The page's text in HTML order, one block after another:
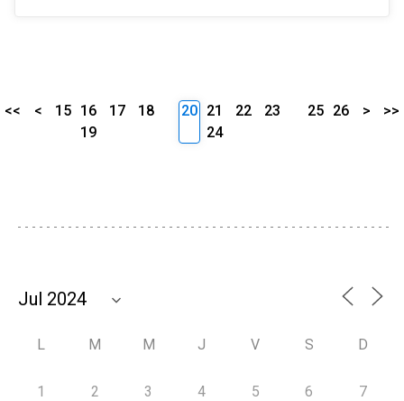
<< < 15 16 17
18
19
20 21 22
23
24
25 26 > >>
L M M J V S D
1 2 3 4 5 6 7